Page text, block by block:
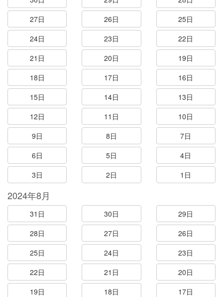
27日
26日
25日
24日
23日
22日
21日
20日
19日
18日
17日
16日
15日
14日
13日
12日
11日
10日
9日
8日
7日
6日
5日
4日
3日
2日 1日
2024年8月
31日 30日
29日
28日
27日
26日
25日
24日
23日
22日
21日
20日
19日
18日
17日